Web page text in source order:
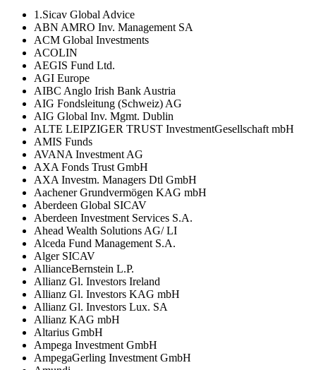
1.Sicav Global Advice
ABN AMRO Inv. Management SA
ACM Global Investments
ACOLIN
AEGIS Fund Ltd.
AGI Europe
AIBC Anglo Irish Bank Austria
AIG Fondsleitung (Schweiz) AG
AIG Global Inv. Mgmt. Dublin
ALTE LEIPZIGER TRUST InvestmentGesellschaft mbH
AMIS Funds
AVANA Investment AG
AXA Fonds Trust GmbH
AXA Investm. Managers Dtl GmbH
Aachener Grundvermögen KAG mbH
Aberdeen Global SICAV
Aberdeen Investment Services S.A.
Ahead Wealth Solutions AG/ LI
Alceda Fund Management S.A.
Alger SICAV
AllianceBernstein L.P.
Allianz Gl. Investors Ireland
Allianz Gl. Investors KAG mbH
Allianz Gl. Investors Lux. SA
Allianz KAG mbH
Altarius GmbH
Ampega Investment GmbH
AmpegaGerling Investment GmbH